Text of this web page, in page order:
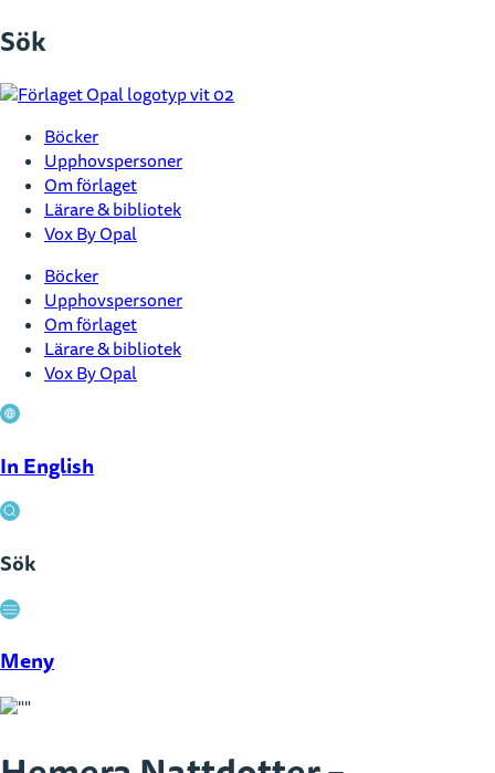
till
Sök
Böcker
Upphovspersoner
Om förlaget
Lärare & bibliotek
Vox By Opal
Böcker
Upphovspersoner
Om förlaget
Lärare & bibliotek
Vox By Opal
In English
Sök
Stäng
Meny